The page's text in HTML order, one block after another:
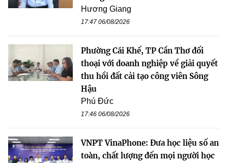
Hương Giang
17:47 06/08/2026
Phường Cái Khế, TP Cần Thơ đối
thoại với doanh nghiệp về giải quyết
thu hồi đất cải tạo công viên Sông
Hậu
Phú Đức
17:46 06/08/2026
VNPT VinaPhone: Đưa học liệu số an
toàn, chất lượng đến mọi người học